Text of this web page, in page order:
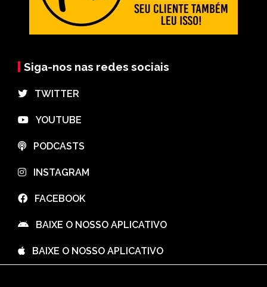
Siga-nos nas redes sociais
⠀TWITTER
⠀YOUTUBE
⠀PODCASTS
⠀INSTAGRAM
⠀FACEBOOK
⠀BAIXE O NOSSO APLICATIVO
⠀BAIXE O NOSSO APLICATIVO